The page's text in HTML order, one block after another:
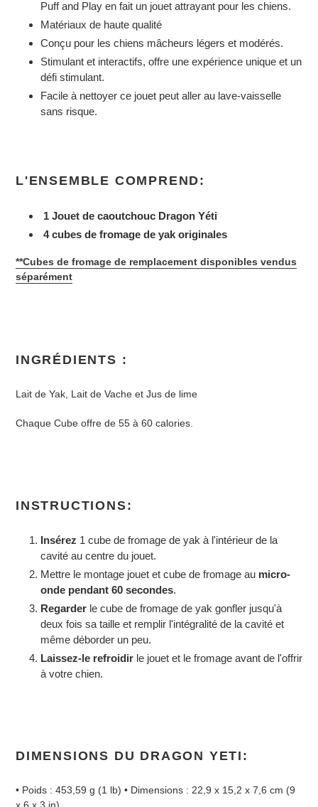
Puff and Play en fait un jouet attrayant pour les chiens.
Matériaux de haute qualité
Conçu pour les chiens mâcheurs légers et modérés.
Stimulant et interactifs, offre une expérience unique et un
défi stimulant.
Facile à nettoyer ce jouet peut aller au lave-vaisselle
sans risque.
L'ENSEMBLE COMPREND:
1 Jouet de caoutchouc Dragon Yéti
4 cubes de fromage de yak originales
**Cubes de fromage de remplacement disponibles vendus
séparément
INGRÉDIENTS :
Lait de Yak, Lait de Vache et Jus de lime
Chaque Cube offre de 55 à 60 calories.
INSTRUCTIONS:
Insérez 1 cube de fromage de yak à l'intérieur de la
cavité au centre du jouet.
Mettre le montage jouet et cube de fromage au micro-
onde pendant 60 secondes.
Regarder le cube de fromage de yak gonfler jusqu'à
deux fois sa taille et remplir l'intégralité de la cavité et
même déborder un peu.
Laissez-le refroidir le jouet et le fromage avant de l'offrir
à votre chien.
DIMENSIONS DU DRAGON YETI:
• Poids : 453,59 g (1 lb) • Dimensions : 22,9 x 15,2 x 7,6 cm (9